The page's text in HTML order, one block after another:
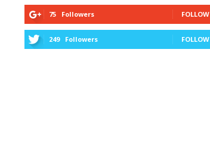
75 Followers FOLLOW
249 Followers FOLLOW